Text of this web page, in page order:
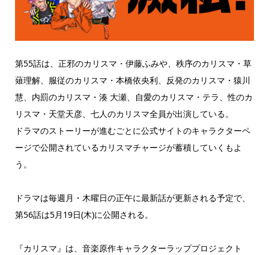
第55話は、正邪のカリスマ・伊藤ふみや、秩序のカリスマ・草
薙理解、服従のカリスマ・本橋依央利、反発のカリスマ・猿川
慧、内罰のカリスマ・湊 大瀬、自愛のカリスマ・テラ、性のカ
リスマ・天堂天彦、七人のカリスマ全員が出演している。
ドラマのストーリーが進むごとに公式サイトのキャラクターペ
ージで公開されているカリスマチャージが蓄積していくもよ
う。
ドラマは毎週月・木曜日の正午に最新話が更新される予定で、
第56話は5月19日(木)に公開される。
『カリスマ』は、音楽原作キャラクターラッププロジェクト